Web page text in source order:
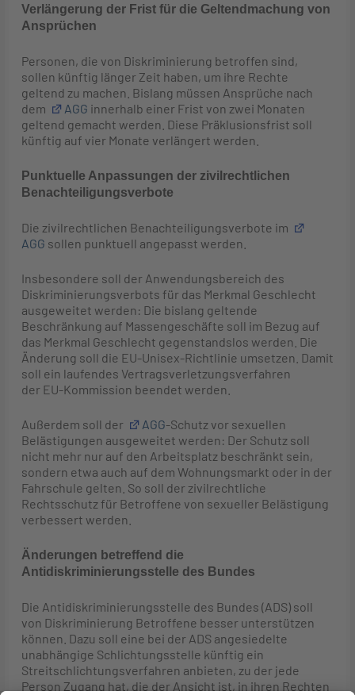
Verlängerung der Frist für die Geltendmachung von
Ansprüchen
Personen, die von Diskriminierung betroffen sind,
sollen künftig länger Zeit haben, um ihre Rechte
geltend zu machen. Bislang müssen Ansprüche nach
dem
AGG innerhalb einer Frist von zwei Monaten
geltend gemacht werden. Diese Präklusionsfrist soll
künftig auf vier Monate verlängert werden.
Punktuelle Anpassungen der zivilrechtlichen
Benachteiligungsverbote
Die zivilrechtlichen Benachteiligungsverbote im
AGG sollen punktuell angepasst werden.
Insbesondere soll der Anwendungsbereich des
Diskriminierungsverbots für das Merkmal Geschlecht
ausgeweitet werden: Die bislang geltende
Beschränkung auf Massengeschäfte soll im Bezug auf
das Merkmal Geschlecht gegenstandslos werden. Die
Änderung soll die EU-Unisex-Richtlinie umsetzen. Damit
soll ein laufendes Vertragsverletzungsverfahren
der EU-Kommission beendet werden.
Außerdem soll der AGG-Schutz vor sexuellen
Belästigungen ausgeweitet werden: Der Schutz soll
nicht mehr nur auf den Arbeitsplatz beschränkt sein,
sondern etwa auch auf dem Wohnungsmarkt oder in der
Fahrschule gelten. So soll der zivilrechtliche
Rechtsschutz für Betroffene von sexueller Belästigung
verbessert werden.
Änderungen betreffend die
Antidiskriminierungsstelle des Bundes
Die Antidiskriminierungsstelle des Bundes (ADS) soll
von Diskriminierung Betroffene besser unterstützen
können. Dazu soll eine bei der ADS angesiedelte
unabhängige Schlichtungsstelle künftig ein
Streitschlichtungsverfahren anbieten, zu der jede
Person Zugang hat, die der Ansicht ist, in ihren Rechten